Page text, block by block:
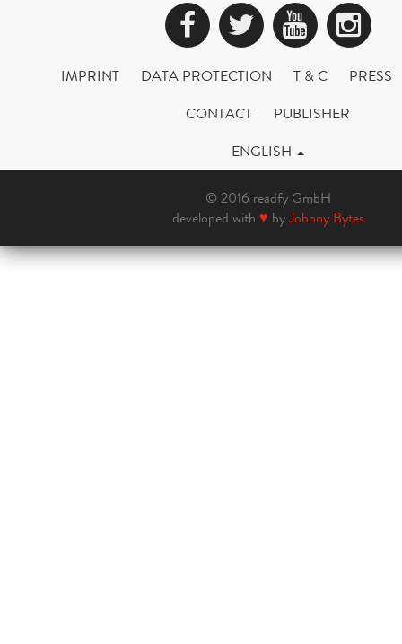
Facebook
Twitter
IMPRINT DATA PROTECTION T & C
PRESS
CONTACT
PUBLISHER
ENGLISH
© 2016 readfy GmbH
developed with ♥ byJohnny Bytes